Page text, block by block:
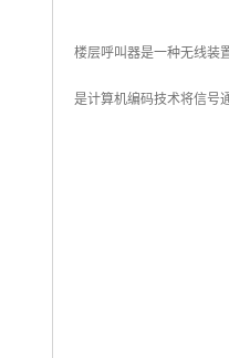
楼层呼叫器是一种无线装
是计算机编码技术将信号